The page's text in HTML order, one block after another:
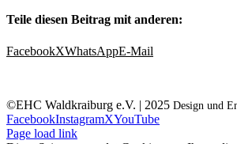
Teile diesen Beitrag mit anderen:
FacebookXWhatsAppE-Mail
©EHC Waldkraiburg e.V. | 2025 Design und
FacebookInstagramXYouTube
Page load link